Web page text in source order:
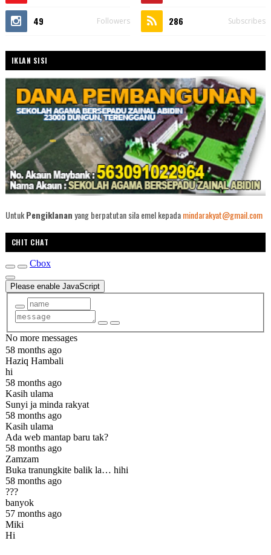
49 Followers 286 Subscribes
IKLAN SISI
UntukPengiklananyang berpatutan sila emel kepadamindarakyat@gmail.com
CHIT CHAT